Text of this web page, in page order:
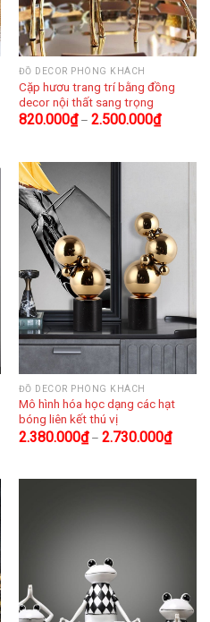
ĐỒ DECOR PHÒNG KHÁCH
Cặp hươu trang trí bằng đồng
decor nội thất sang trọng
820.000₫– 2.500.000₫
ĐỒ DECOR PHÒNG KHÁCH
Mô hình hóa học dạng các hạt
bóng liên kết thú vị
2.380.000₫– 2.730.000₫